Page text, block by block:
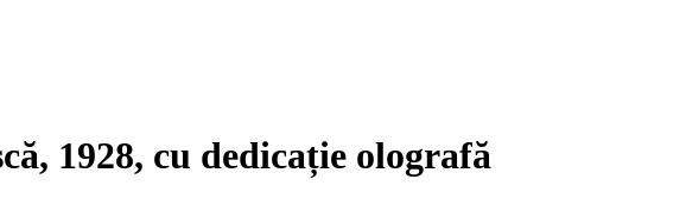
1928, cu dedicație olografă